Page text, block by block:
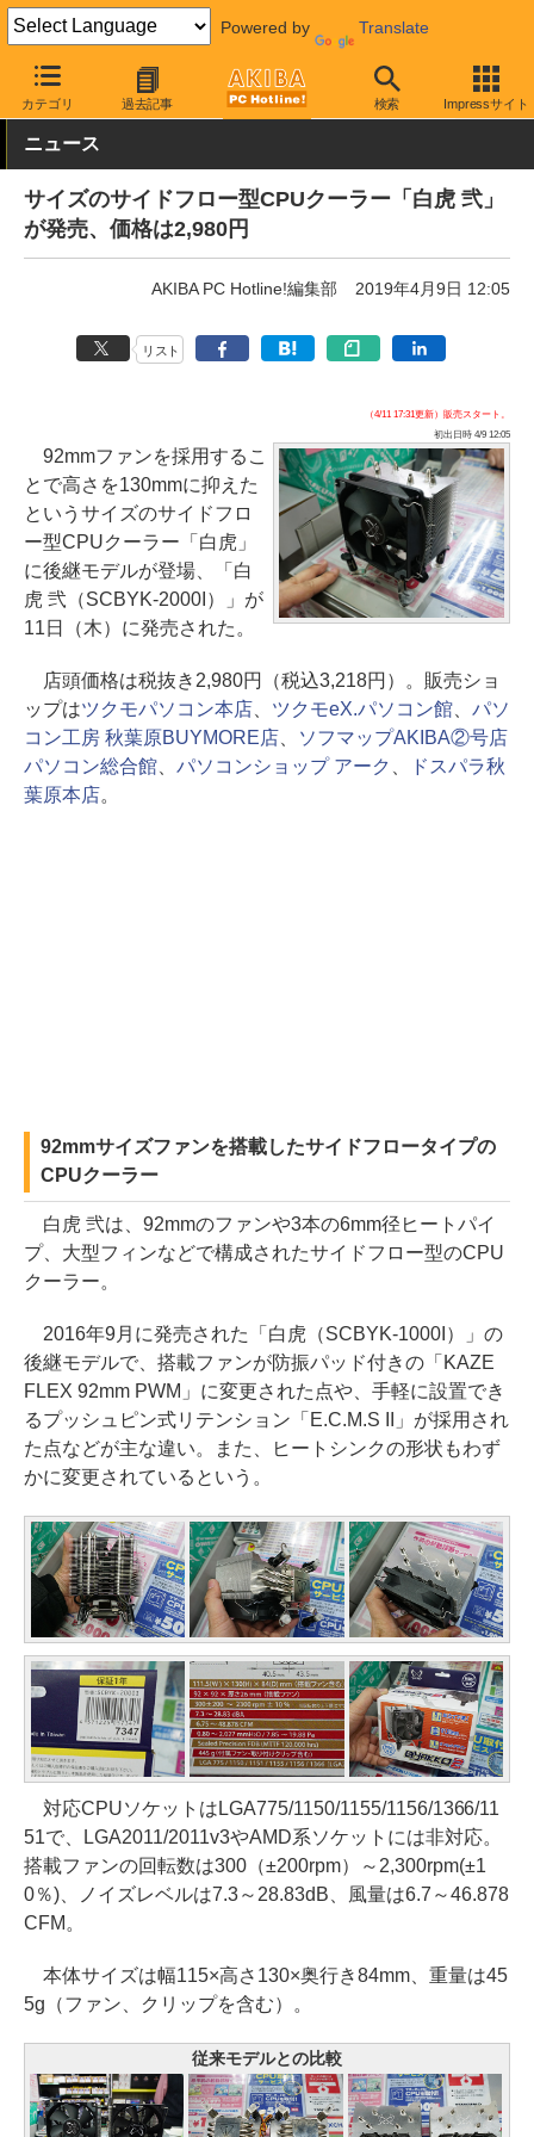
Powered by Translate
カテゴリ 過去記事 検索 Impressサイト
AKIBA PC Hotline! PCパーツ CPUクーラー サイズ
ニュース
サイズのサイドフロー型CPUクーラー「白虎 弐」
が発売、価格は2,980円
AKIBA PC Hotline!編集部 2019年4月9日 12:05
リスト
（4/11 17:31更新）販売スタート。
初出日時 4/9 12:05
92mmファンを採用するこ
とで高さを130mmに抑えた
というサイズのサイドフロ
ー型CPUクーラー「白虎」
に後継モデルが登場、「白
虎 弐（SCBYK-2000I）」が
11日（木）に発売された。
店頭価格は税抜き2,980円（税込3,218円）。販売ショ
ップはツクモパソコン本店、 ツクモeX.パソコン館、 パソ
コン工房 秋葉原BUYMORE店、
ソフマップAKIBA②号店
パソコン総合館、 パソコンショップ アーク
ドスパラ秋
葉原本店。
92mmサイズファンを搭載したサイドフロータイプの
CPUクーラー
白虎 弐は、92mmのファンや3本の6mm径ヒートパイ
プ、大型フィンなどで構成されたサイドフロー型のCPU
クーラー。
2016年9月に発売された「白虎（SCBYK-1000I）」の
後継モデルで、搭載ファンが防振パッド付きの「KAZE
FLEX 92mm PWM」に変更された点や、手軽に設置でき
るプッシュピン式リテンション「E.C.M.S II」が採用され
た点などが主な違い。また、ヒートシンクの形状もわず
かに変更されているという。
対応CPUソケットはLGA775/1150/1155/1156/1366/11
51で、LGA2011/2011v3やAMD系ソケットには非対応。
搭載ファンの回転数は300（±200rpm）～2,300rpm(±1
0％)、ノイズレベルは7.3～28.83dB、風量は6.7～46.878
CFM。
本体サイズは幅115×高さ130×奥行き84mm、重量は45
5g（ファン、クリップを含む）。
従来モデルとの比較